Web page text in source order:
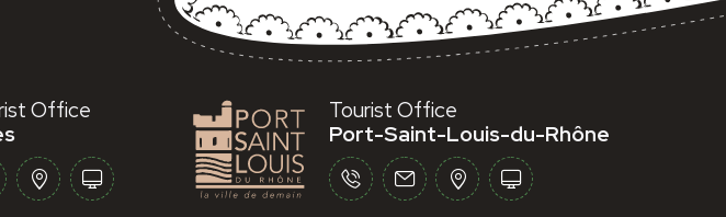
Office
Tourist Office
Port-Saint-Louis-du-Rhône